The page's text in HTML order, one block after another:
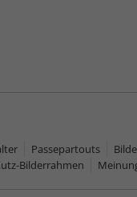
Passepartouts
Bilderrahmen